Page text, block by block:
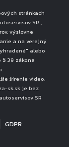
stránkach
SR ,
výslovne
a na verejný
alebo
39 zákona
šírenie video,
sk.sk je bez
SR
GDPR